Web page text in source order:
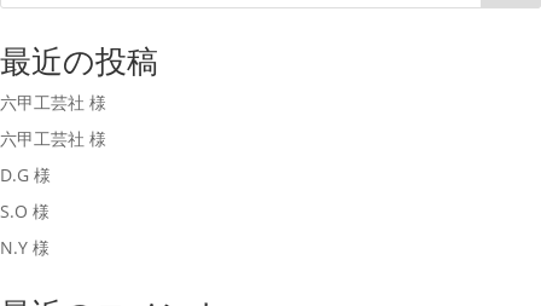
最近の投稿
六甲工芸社 様
六甲工芸社 様
D.G 様
S.O 様
N.Y 様